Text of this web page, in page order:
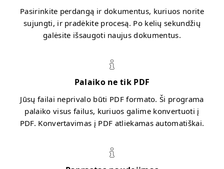
Pasirinkite perdangą ir dokumentus, kuriuos norite
sujungti, ir pradėkite procesą. Po kelių sekundžių
galėsite išsaugoti naujus dokumentus.
Palaiko ne tik PDF
Jūsų failai neprivalo būti PDF formato. Ši programa
palaiko visus failus, kuriuos galime konvertuoti į
PDF. Konvertavimas į PDF atliekamas automatiškai.